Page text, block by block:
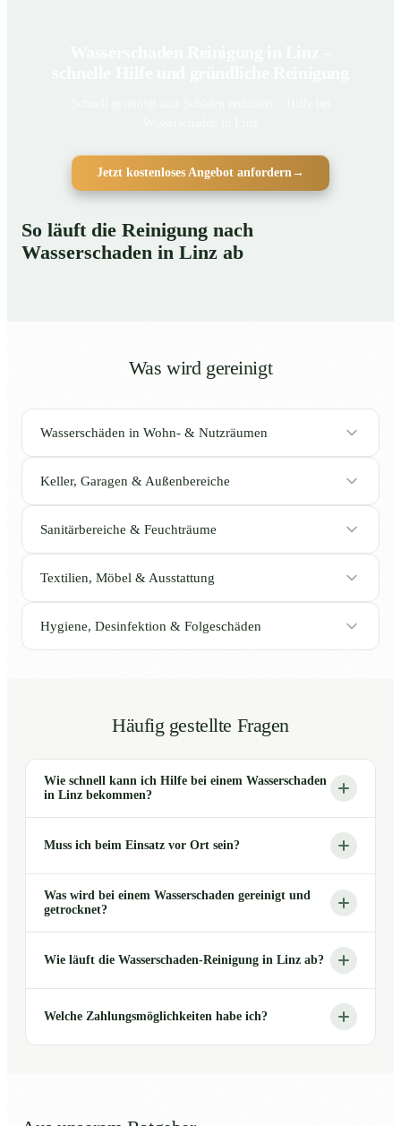
Jetzt kostenloses Angebot anfordern→
So läuft die Reinigung nach
Wasserschaden in Linz ab
Was wird gereinigt
Wasserschäden in Wohn- & Nutzräumen
Keller, Garagen & Außenbereiche
Sanitärbereiche & Feuchträume
Textilien, Möbel & Ausstattung
Hygiene, Desinfektion & Folgeschäden
Häufig gestellte Fragen
Wie schnell kann ich Hilfe bei einem Wasserschaden
in Linz bekommen?
Muss ich beim Einsatz vor Ort sein?
Was wird bei einem Wasserschaden gereinigt und
getrocknet?
Wie läuft die Wasserschaden-Reinigung in Linz ab?
Welche Zahlungsmöglichkeiten habe ich?